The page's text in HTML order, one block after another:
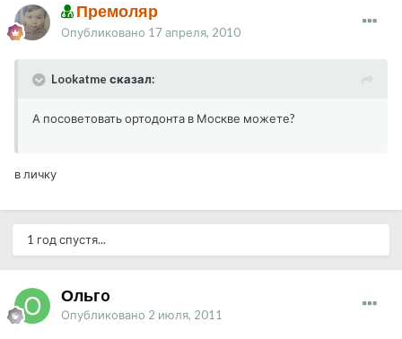
Премоляр
Опубликовано 17 апреля, 2010
Lookatme сказал:
А посоветовать ортодонта в Москве можете?
в личку
1 год спустя...
Ольгo
Опубликовано 2 июля, 2011